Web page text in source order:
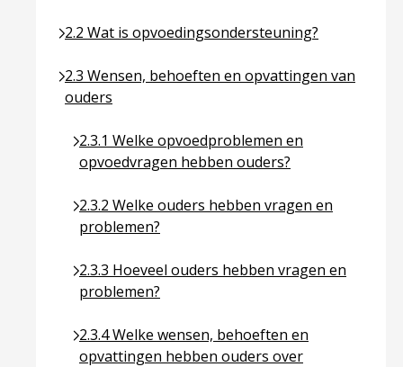
2.2 Wat is opvoedingsondersteuning?
Ga naar pagina over 2.2 Wat is
2.3 Wensen, behoeften en opvattingen van
ouders
Ga naar pagina over 2.3 Wensen, behoeften en
2.3.1 Welke opvoedproblemen en
opvoedvragen hebben ouders?
Ga naar pagina over 2.3.1 Welke
2.3.2 Welke ouders hebben vragen en
problemen?
Ga naar pagina over 2.3.2 Welke ouders
2.3.3 Hoeveel ouders hebben vragen en
problemen?
Ga naar pagina over 2.3.3 Hoeveel ouders
2.3.4 Welke wensen, behoeften en
opvattingen hebben ouders over
Ga naar pagina over 2.3.4 Welke wensen,